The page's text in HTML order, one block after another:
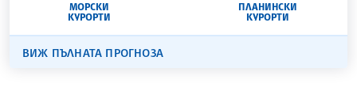
МОРСКИ
КУРОРТИ
ПЛАНИНСКИ
КУРОРТИ
ВИЖ ПЪЛНАТА ПРОГНОЗА